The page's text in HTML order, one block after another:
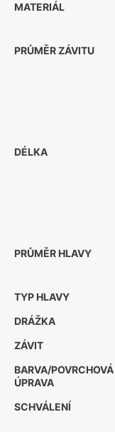
MATERIÁL
PRŮMĚR ZÁVITU
DÉLKA
PRŮMĚR HLAVY
TYP HLAVY
DRÁŽKA
ZÁVIT
BARVA/POVRCHOVÁ
ÚPRAVA
SCHVÁLENÍ